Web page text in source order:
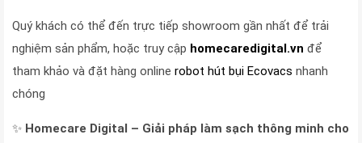
Quý khách có thể đến trực tiếp showroom gần nhất để trải
nghiệm sản phẩm, hoặc truy cập homecaredigital.vn để
tham khảo và đặt hàng online robot hút bụi Ecovacs nhanh
chóng
✨ Homecare Digital – Giải pháp làm sạch thông minh cho